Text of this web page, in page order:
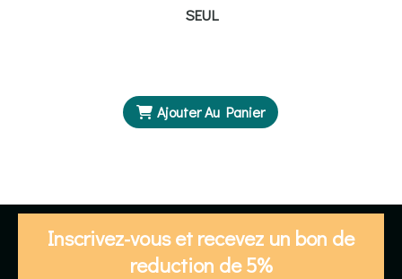
SEUL
Ajouter Au Panier
Inscrivez-vous et recevez un bon de
reduction de 5%